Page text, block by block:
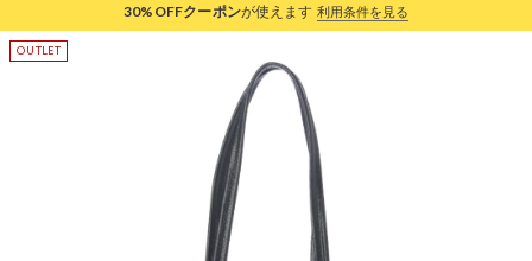
30%OFFクーポンが使えます 利用条件を見る